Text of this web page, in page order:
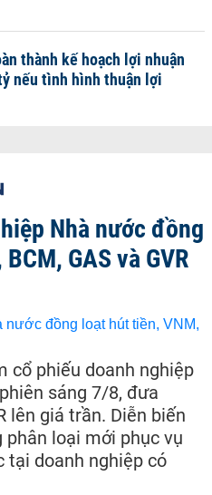
thành kế hoạch lợi nhuận
nếu tình hình thuận lợi
Nhà nước đồng
GAS và GVR
cổ phiếu doanh nghiệp
sáng 7/8, đưa
lên giá trần. Diễn biến
loại mới phục vụ
tại doanh nghiệp có